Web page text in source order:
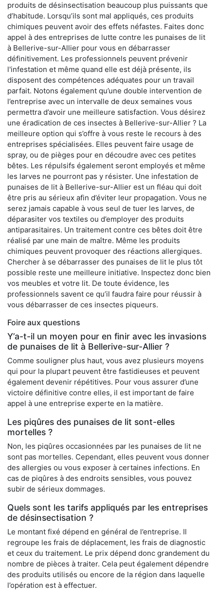
produits de désinsectisation beaucoup plus puissants que
d’habitude. Lorsqu’ils sont mal appliqués, ces produits
chimiques peuvent avoir des effets néfastes. Faites donc
appel à des entreprises de lutte contre les punaises de lit
à Bellerive-sur-Allier pour vous en débarrasser
définitivement. Les professionnels peuvent prévenir
l'infestation et même quand elle est déjà présente, ils
disposent des compétences adéquates pour un travail
parfait. Notons également qu’une double intervention de
l’entreprise avec un intervalle de deux semaines vous
permettra d’avoir une meilleure satisfaction. Vous désirez
une éradication de ces insectes à Bellerive-sur-Allier ? La
meilleure option qui s’offre à vous reste le recours à des
entreprises spécialisées. Elles peuvent faire usage de
spray, ou de pièges pour en découdre avec ces petites
bêtes. Les répulsifs également seront employés et même
les larves ne pourront pas y résister. Une infestation de
punaises de lit à Bellerive-sur-Allier est un fléau qui doit
être pris au sérieux afin d’éviter leur propagation. Vous ne
serez jamais capable à vous seul de tuer les larves, de
déparasiter vos textiles ou d’employer des produits
antiparasitaires. Un traitement contre ces bêtes doit être
réalisé par une main de maître. Même les produits
chimiques peuvent provoquer des réactions allergiques.
Chercher à se débarrasser des punaises de lit le plus tôt
possible reste une meilleure initiative. Inspectez donc bien
vos meubles et votre lit. De toute évidence, les
professionnels savent ce qu’il faudra faire pour réussir à
vous débarrasser de ces insectes piqueurs.
Foire aux questions
Y’a-t-il un moyen pour en finir avec les invasions
de punaises de lit à Bellerive-sur-Allier ?
Comme souligner plus haut, vous avez plusieurs moyens
qui pour la plupart peuvent être fastidieuses et peuvent
également devenir répétitives. Pour vous assurer d’une
victoire définitive contre elles, il est important de faire
appel à une entreprise experte en la matière.
Les piqûres des punaises de lit sont-elles
mortelles ?
Non, les piqûres occasionnées par les punaises de lit ne
sont pas mortelles. Cependant, elles peuvent vous donner
des allergies ou vous exposer à certaines infections. En
cas de piqûres à des endroits sensibles, vous pouvez
subir de sérieux dommages.
Quels sont les tarifs appliqués par les entreprises
de désinsectisation ?
Le montant fixé dépend en général de l’entreprise. Il
regroupe les frais de déplacement, les frais de diagnostic
et ceux du traitement. Le prix dépend donc grandement du
nombre de pièces à traiter. Cela peut également dépendre
des produits utilisés ou encore de la région dans laquelle
l’opération est à effectuer.